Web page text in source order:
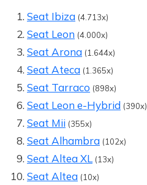
Seat Ibiza (4.713x)
Seat Leon (4.000x)
Seat Arona (1.644x)
Seat Ateca (1.365x)
Seat Tarraco (898x)
Seat Leon e-Hybrid (390x)
Seat Mii (355x)
Seat Alhambra (102x)
Seat Altea XL (13x)
Seat Altea (10x)